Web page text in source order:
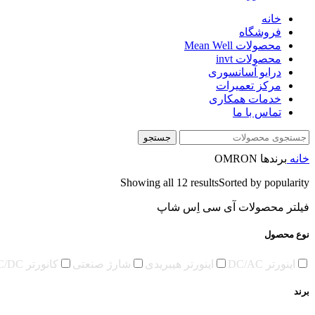
خانه
فروشگاه
محصولات Mean Well
محصولات invt
درایو آسانسوری
مرکز تعمیرات
خدمات همکاری
تماس با ما
جستجو
خانه برندها OMRON
Showing all 12 resultsSorted by popularity
فیلتر محصولات آی سی اِس شاپ
نوع محصول
اینورتر DC/AC اینورتر هیبریدی شارژ صنعتی کانورتر DC/DC
برند